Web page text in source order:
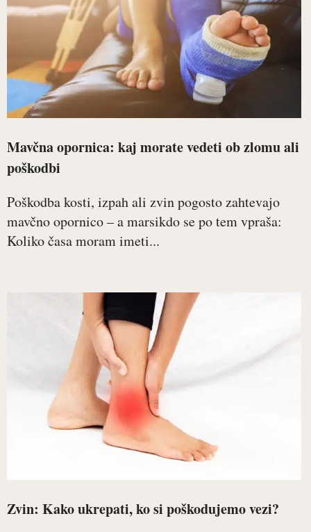
Mavčna opornica: kaj morate vedeti ob zlomu ali
poškodbi
Poškodba kosti, izpah ali zvin pogosto zahtevajo
mavčno opornico – a marsikdo se po tem vpraša:
Koliko časa moram imeti...
Zvin: Kako ukrepati, ko si poškodujemo vezi?